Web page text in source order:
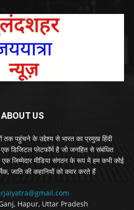
ABOUT US
तक पहुंचने के उद्देश्य से भारत का प्रमुख हिंदी
एक डिजिटल प्लेटफॉर्म है जो जनहित से संबंधित
जिम्मेदार मीडिया संगठन के रूप में हम कभी कोई
जाति की कहानियों को कवर करते हैं
Hapur, Uttar Pradesh